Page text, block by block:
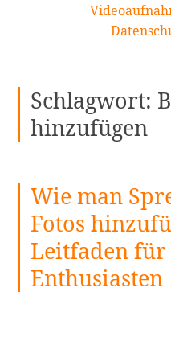
Schlagwort:
hinzufügen
Wie man
Fotos
Leitfaden für
Enthusiasten